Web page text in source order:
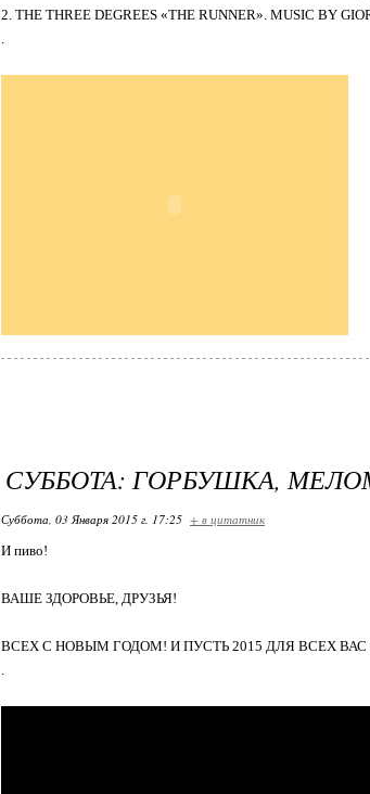
2. THE THREE DEGREES «THE RUNNER». MUSIC BY
.
СУББОТА: ГОРБУШКА,
Суббота, 03 Января 2015 г. 17:25 + в цитатник
И пиво!
ВАШЕ ЗДОРОВЬЕ, ДРУЗЬЯ!
ВСЕХ С НОВЫМ ГОДОМ! И ПУСТЬ 2015 ДЛЯ ВСЕХ
.